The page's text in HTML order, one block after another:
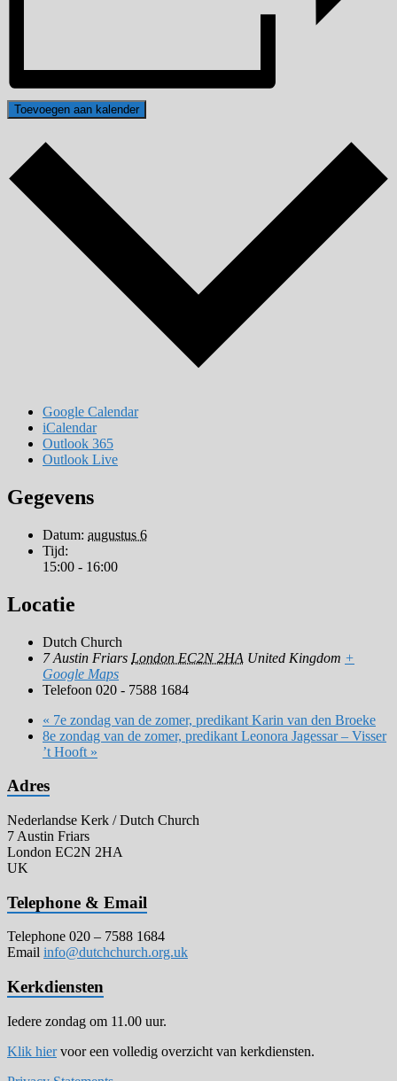
Toevoegen aan kalender
Google Calendar
iCalendar
Outlook 365
Outlook Live
Gegevens
Datum: augustus 6
Tijd:
15:00 - 16:00
Locatie
Dutch Church
7 Austin Friars London EC2N 2HA United Kingdom +
Google Maps
Telefoon 020 - 7588 1684
« 7e zondag van de zomer, predikant Karin van den Broeke
8e zondag van de zomer, predikant Leonora Jagessar – Visser
’t Hooft »
Adres
Nederlandse Kerk / Dutch Church
7 Austin Friars
London EC2N 2HA
UK
Telephone & Email
Telephone 020 – 7588 1684
Email info@dutchchurch.org.uk
Kerkdiensten
Iedere zondag om 11.00 uur.
Klik hiervoor een volledig overzicht van kerkdiensten.